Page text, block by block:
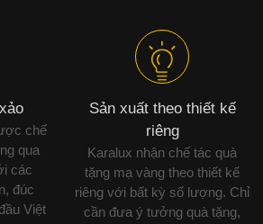
chế
qua
các
đúc
Việt
Sản xuất theo thiết kế
riêng
Karalux nhận chế tác quà
tặng mạ vàng theo thiết kế
riêng với bất kỳ số lượng. Chỉ
cần đưa ý tưởng quà tặng,